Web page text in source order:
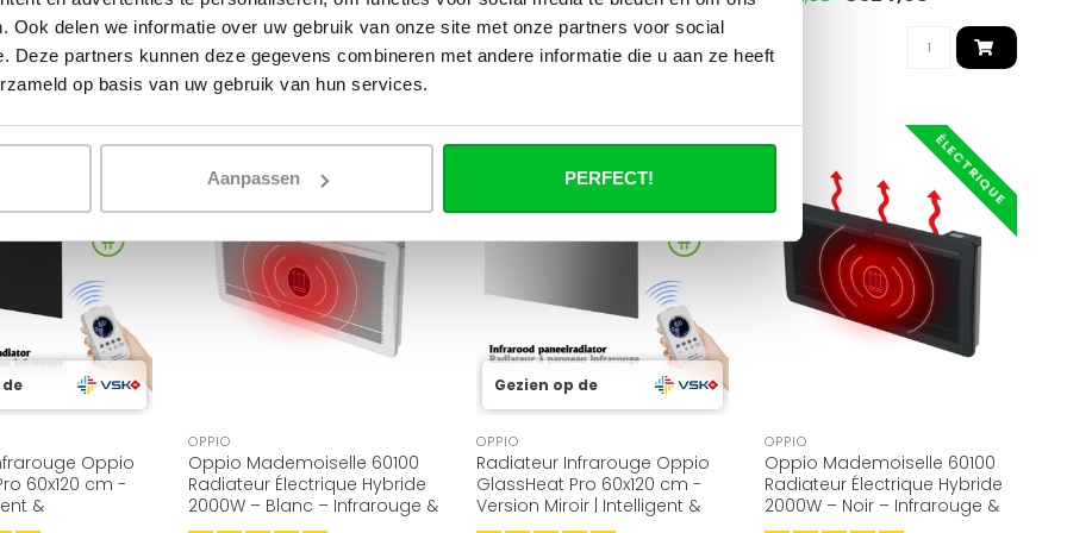
Ook delen we informatie over uw gebruik van onze site met onze partners voor social
Deze partners kunnen deze gegevens combineren met andere informatie die u aan ze heeft
op basis van uw gebruik van hun services.
Aanpassen PERFECT!
€299,95
ÉLECTRIQUE
Oppio
60x120 cm -
&
ÉLECTRIQUE
OPPIO
Oppio Mademoiselle 60100
Radiateur Électrique Hybride
2000W – Blanc – Infrarouge &
Convection
ÉLECTRIQUE
Gezien op de
OPPIO
Radiateur Infrarouge Oppio
GlassHeat Pro 60x120 cm -
Version Miroir | Intelligent &
Économique
ÉLECTRIQUE
OPPIO
Oppio Mademoiselle 60100
Radiateur Électrique Hybride
2000W – Noir – Infrarouge &
Convection